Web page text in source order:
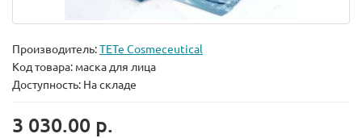
Производитель:TETe Cosmeceutical
Код товара: маска для лица
Доступность: На складе
3 030.00 р.